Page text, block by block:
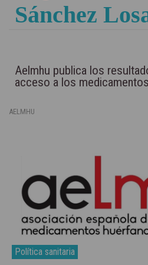
Sánchez
Aelmhu publica los
acceso a los
AELMHU
Política sanitaria